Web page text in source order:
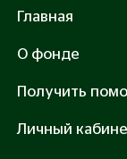
Главная
О фонде
Получить
Личный